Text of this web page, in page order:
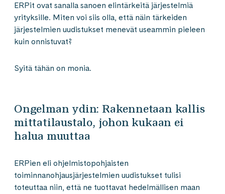
ERPit ovat sanalla sanoen elintärkeitä järjestelmiä
yrityksille. Miten voi siis olla, että näin tärkeiden
järjestelmien uudistukset menevät useammin pieleen
kuin onnistuvat?
Syitä tähän on monia.
Ongelman ydin: Rakennetaan kallis
mittatilaustalo, johon kukaan ei
halua muuttaa
ERPien eli ohjelmistopohjaisten
toiminnanohjausjärjestelmien uudistukset tulisi
toteuttaa niin, että ne tuottavat hedelmällisen maan